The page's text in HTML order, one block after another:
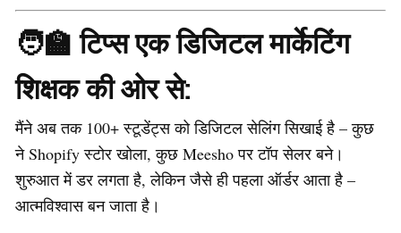
🧑‍🏫 टिप्स एक डिजिटल मार्केटिंग
शिक्षक की ओर से:
मैंने अब तक 100+ स्टूडेंट्स को डिजिटल सेलिंग सिखाई है – कुछ
ने Shopify स्टोर खोला, कुछ Meesho पर टॉप सेलर बने।
शुरुआत में डर लगता है, लेकिन जैसे ही पहला ऑर्डर आता है –
आत्मविश्वास बन जाता है।